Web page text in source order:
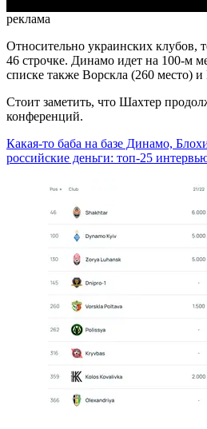
реклама
Относительно украинских клубов,
46 строчке. Динамо идет на 100-м
списке также Ворскла (260 место)
Стоит заметить, что Шахтер
конференций.
Какая-то баба на базе Динамо,
российские деньги: топ-25